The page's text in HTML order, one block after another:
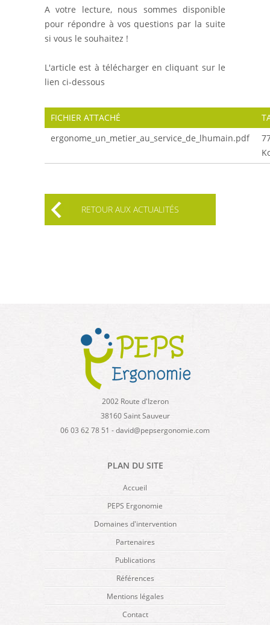
A votre lecture, nous sommes disponible
pour répondre à vos questions par la suite
si vous le souhaitez !
L'article est à télécharger en cliquant sur le
lien ci-dessous
FICHIER ATTACHÉ
ergonome_un_metier_au_service_de_lhumain.pdf
RETOUR AUX ACTUALITÉS
2002 Route d'Izeron
38160 Saint Sauveur
06 03 62 78 51 - david@pepsergonomie.com
PLAN DU SITE
Accueil
PEPS Ergonomie
Domaines d'intervention
Partenaires
Publications
Références
Mentions légales
Contact